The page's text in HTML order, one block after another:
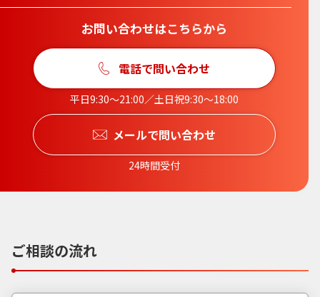
お問い合わせはこちらから
電話で問い合わせ
平日9:30〜21:00／土日祝9:30〜18:00
メールで問い合わせ
24時間受付
ご相談の流れ